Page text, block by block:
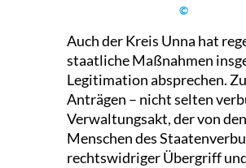
©
Auch der Kreis Unna hat
staatliche Maßnahmen
Legitimation absprechen.
Anträgen – nicht selten
Verwaltungsakt, der von
Menschen des
rechtswidriger Übergriff